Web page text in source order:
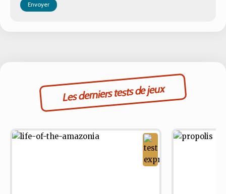
Envoyer
Les derniers tests de jeux